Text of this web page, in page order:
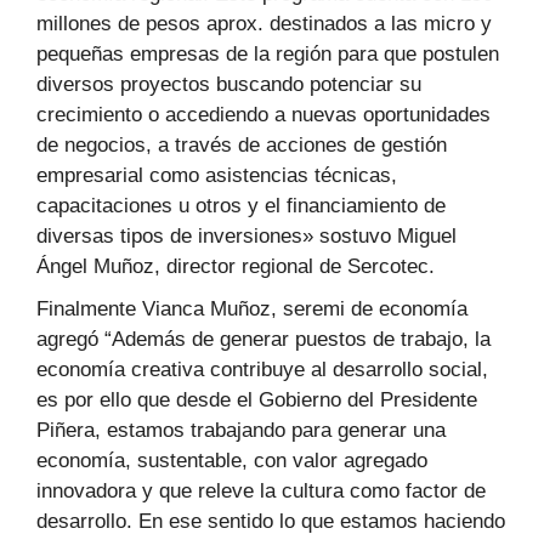
millones de pesos aprox. destinados a las micro y
pequeñas empresas de la región para que postulen
diversos proyectos buscando potenciar su
crecimiento o accediendo a nuevas oportunidades
de negocios, a través de acciones de gestión
empresarial como asistencias técnicas,
capacitaciones u otros y el financiamiento de
diversas tipos de inversiones» sostuvo Miguel
Ángel Muñoz, director regional de Sercotec.
Finalmente Vianca Muñoz, seremi de economía
agregó “Además de generar puestos de trabajo, la
economía creativa contribuye al desarrollo social,
es por ello que desde el Gobierno del Presidente
Piñera, estamos trabajando para generar una
economía, sustentable, con valor agregado
innovadora y que releve la cultura como factor de
desarrollo. En ese sentido lo que estamos haciendo